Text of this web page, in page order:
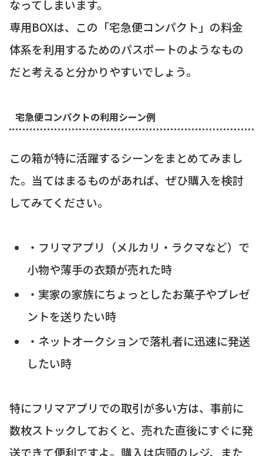
なってしまいます。
専用BOXは、この「宅急便コンパクト」の料金
体系を利用するためのパスポートのようなもの
だと考えると分かりやすいでしょう。
宅急便コンパクトの利用シーン例
この箱が特に活躍するシーンをまとめてみまし
た。当てはまるものがあれば、ぜひ購入を検討
してみてください。
・フリマアプリ（メルカリ・ラクマなど）で
小物や薄手の衣類が売れた時
・実家の家族にちょっとしたお菓子やプレゼ
ントを送りたい時
・ネットオークションで落札者に迅速に発送
したい時
特にフリマアプリでの取引が多い方は、事前に
数枚ストックしておくと、売れた直後にすぐに発
送できて便利ですよ。購入は店頭のレジ、また